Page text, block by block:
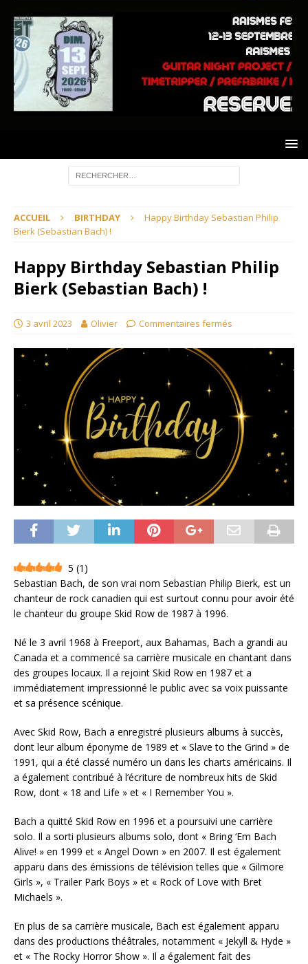
ACCUEIL BIRTHDAY
Happy Birthday Sebastian Philip
Bierk (Sebastian Bach) !
Happy Birthday Sebastian Philip
Bierk (Sebastian Bach) !
3 avril 2023 Olivier Commentaires fermés
5 (1 )
Sebastian Bach, de son vrai nom Sebastian Philip Bierk, est un
chanteur de rock canadien qui est surtout connu pour avoir été
le chanteur du groupe Skid Row de 1987 à 1996.
Né le 3 avril 1968 à Freeport, aux Bahamas, Bach a grandi au
Canada et a commencé sa carrière musicale en chantant dans
des groupes locaux. Il a rejoint Skid Row en 1987 et a
immédiatement impressionné le public avec sa voix puissante
et sa présence scénique.
Avec Skid Row, Bach a enregistré plusieurs albums à succès,
dont leur album éponyme de 1989 et « Slave to the Grind » de
1991, qui a été classé numéro un dans les charts américains. Il
a également contribué à l’écriture de nombreux hits de Skid
Row, dont « 18 and Life » et « I Remember You ».
Bach a quitté Skid Row en 1996 et a poursuivi une carrière
solo. Il a sorti plusieurs albums solo, dont « Bring ‘Em Bach
Alive! » en 1999 et « Angel Down » en 2007. Il est également
apparu dans des émissions de télévision telles que « Gilmore
Girls », « Trailer Park Boys » et « Rock of Love with Bret
Michaels ».
En plus de sa carrière musicale, Bach est également apparu
dans des productions théâtrales, notamment « Jekyll & Hyde »
et « The Rocky Horror Show ». Il a également fait des